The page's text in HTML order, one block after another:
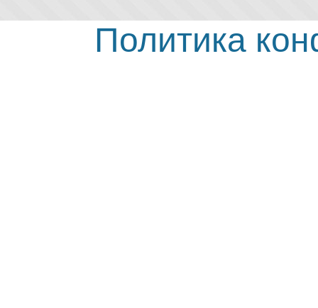
Политика